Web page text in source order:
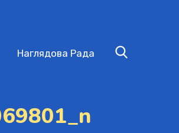
Наглядова Рада